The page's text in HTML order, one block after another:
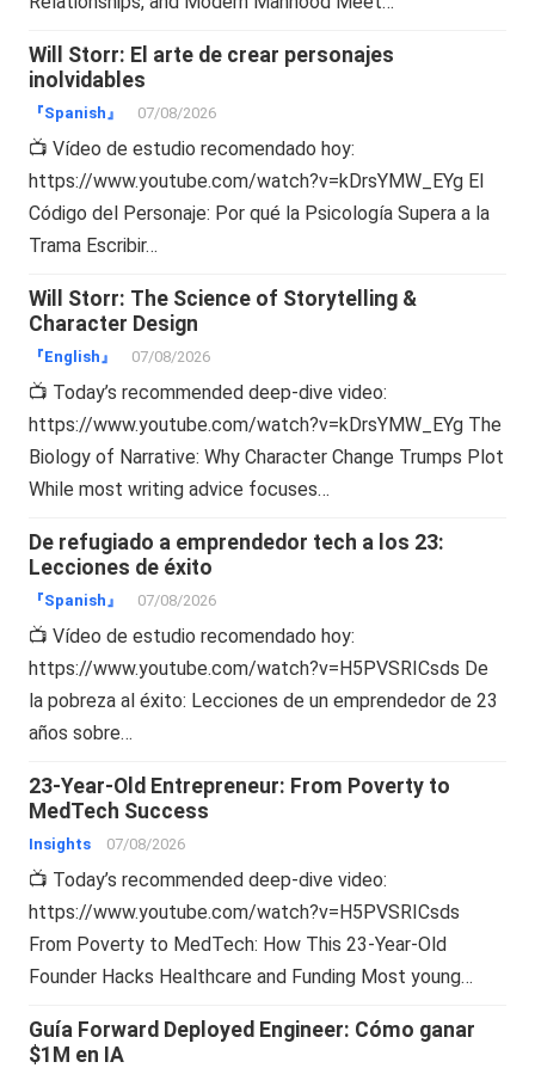
Will Storr: El arte de crear personajes
inolvidables
『Spanish』 07/08/2026
📺 Vídeo de estudio recomendado hoy:
https://www.youtube.com/watch?v=kDrsYMW_EYg El
Código del Personaje: Por qué la Psicología Supera a la
Trama Escribir…
Will Storr: The Science of Storytelling &
Character Design
『English』 07/08/2026
📺 Today’s recommended deep-dive video:
https://www.youtube.com/watch?v=kDrsYMW_EYg The
Biology of Narrative: Why Character Change Trumps Plot
While most writing advice focuses…
De refugiado a emprendedor tech a los 23:
Lecciones de éxito
『Spanish』 07/08/2026
📺 Vídeo de estudio recomendado hoy:
https://www.youtube.com/watch?v=H5PVSRICsds De
la pobreza al éxito: Lecciones de un emprendedor de 23
años sobre…
23-Year-Old Entrepreneur: From Poverty to
MedTech Success
Insights 07/08/2026
📺 Today’s recommended deep-dive video:
https://www.youtube.com/watch?v=H5PVSRICsds
From Poverty to MedTech: How This 23-Year-Old
Founder Hacks Healthcare and Funding Most young…
Guía Forward Deployed Engineer: Cómo ganar
$1M en IA